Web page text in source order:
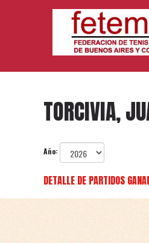
TORCIVIA,
Año:
DETALLE DE PARTIDOS